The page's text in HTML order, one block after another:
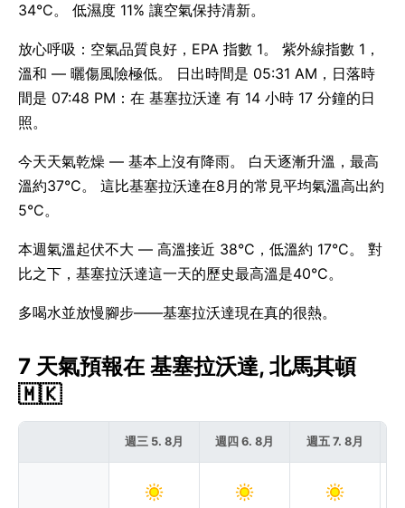
34°C。 低濕度 11% 讓空氣保持清新。
放心呼吸：空氣品質良好，EPA 指數 1。 紫外線指數 1，
溫和 — 曬傷風險極低。 日出時間是 05:31 AM，日落時
間是 07:48 PM：在 基塞拉沃達 有 14 小時 17 分鐘的日
照。
今天天氣乾燥 — 基本上沒有降雨。 白天逐漸升溫，最高
溫約37°C。 這比基塞拉沃達在8月的常見平均氣溫高出約
5°C。
本週氣溫起伏不大 — 高溫接近 38°C，低溫約 17°C。 對
比之下，基塞拉沃達這一天的歷史最高溫是40°C。
多喝水並放慢腳步——基塞拉沃達現在真的很熱。
7 天氣預報在 基塞拉沃達, 北馬其頓
🇲🇰
週三 5. 8月 週四 6. 8月 週五 7. 8月